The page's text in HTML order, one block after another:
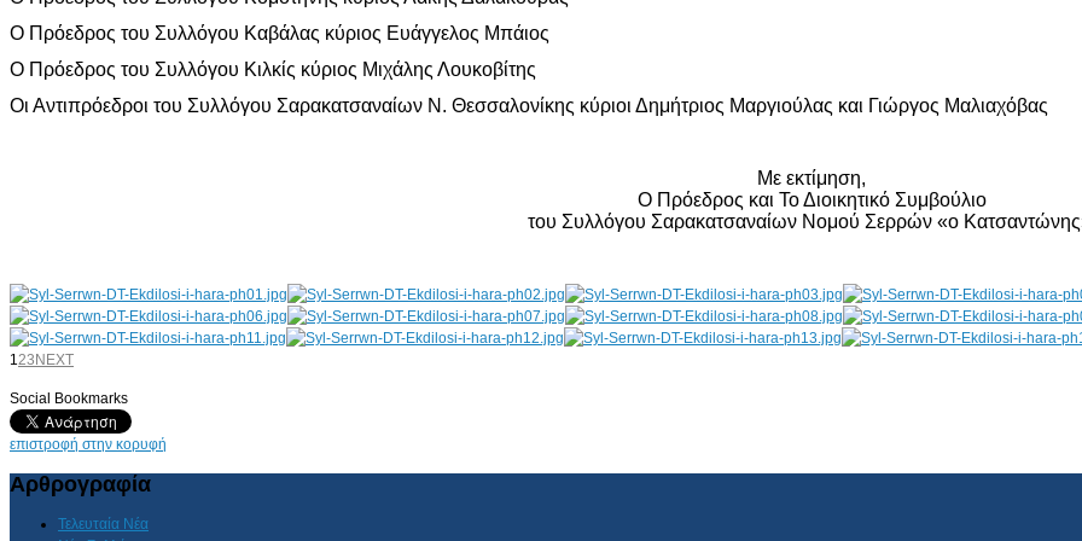
Ο Πρόεδρος του Συλλόγου Καβάλας κύριος Ευάγγελος Μπάιος
Ο Πρόεδρος του Συλλόγου Κιλκίς κύριος Μιχάλης Λουκοβίτης
Οι Αντιπρόεδροι του Συλλόγου Σαρακατσαναίων Ν. Θεσσαλονίκης κύριοι Δημήτριος Μαργιούλας και Γιώργος Μαλιαχόβας
Με εκτίμηση,
Ο Πρόεδρος και Το Διοικητικό Συμβούλιο
του Συλλόγου Σαρακατσαναίων Νομού Σερρών «ο
123NEXT
AdmirorGallery 4.5.0 , author/s
Social Bookmarks
επιστροφή στην κορυφή
Αρθρογραφία
Τελευταία Νέα